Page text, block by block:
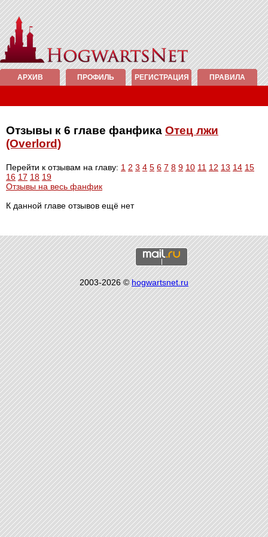
АРХИВ ПРОФИЛЬ РЕГИСТРАЦИЯ ПРАВИЛА
Отзывы к 6 главе фанфика Отец лжи
(Overlord)
Перейти к отзывам на главу: 1 2 3 4 5 6 7 8 9 10 11 12 13 14 15
16 17 18 19
Отзывы на весь фанфик
К данной главе отзывов ещё нет
2003-2026 ©hogwartsnet.ru